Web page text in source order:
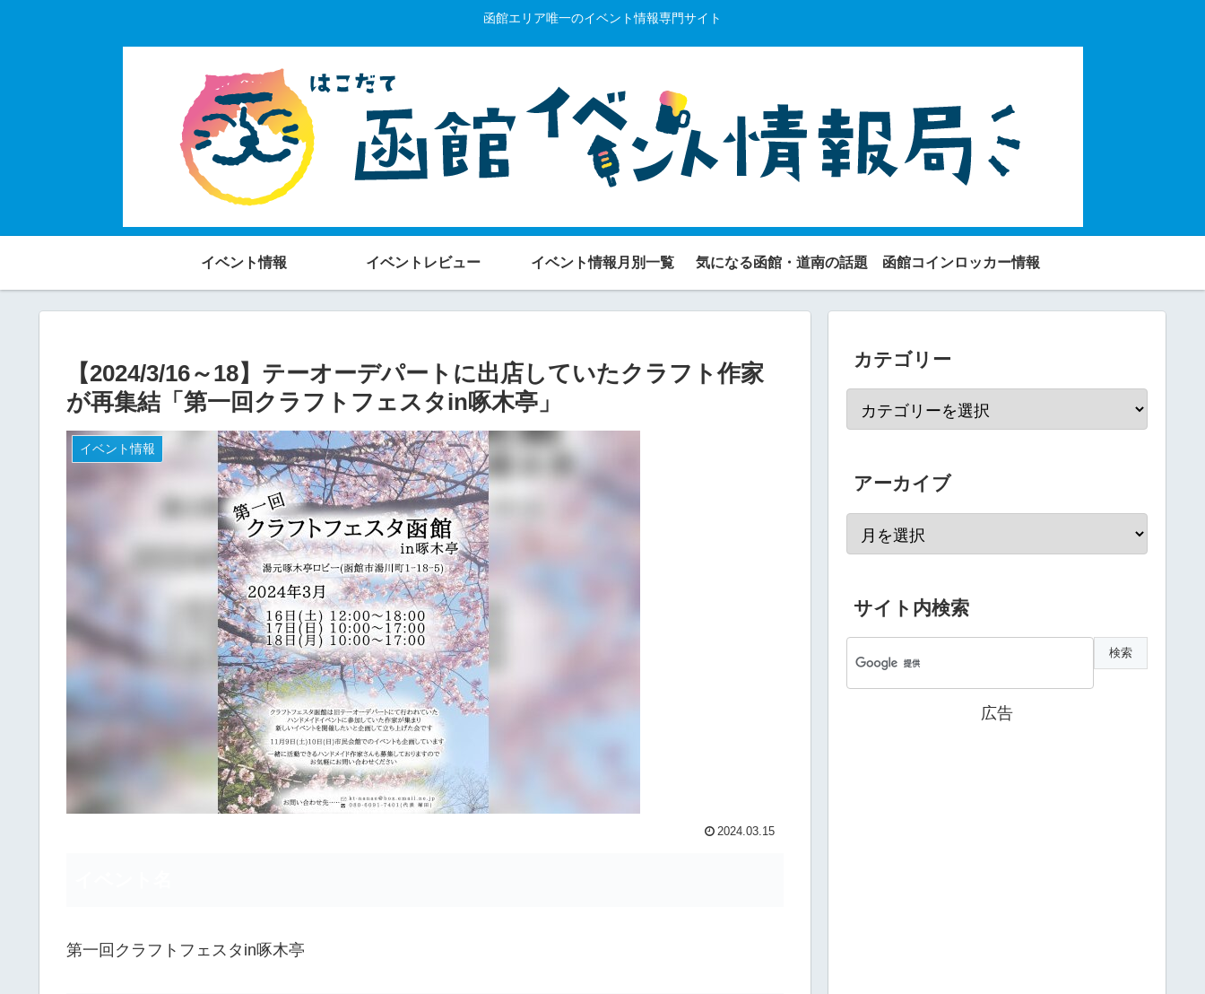
函館エリア唯一のイベント情報専門サイト
イベント情報 イベントレビュー イベント情報月別一覧 気になる函館・道南の話題 函館コインロッカー情報
【2024/3/16～18】テーオーデパートに出店していたクラフト作家
が再集結「第一回クラフトフェスタin啄木亭」
イベント情報
2024.03.15
第一回クラフトフェスタin啄木亭
カテゴリー
アーカイブ
サイト内検索
広告